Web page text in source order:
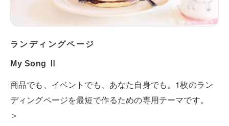
ランディングページ
My Song Ⅱ
商品でも、イベントでも、あなた自身でも。1枚のラン
ディングページを最短で作るための専用テーマです。
＞